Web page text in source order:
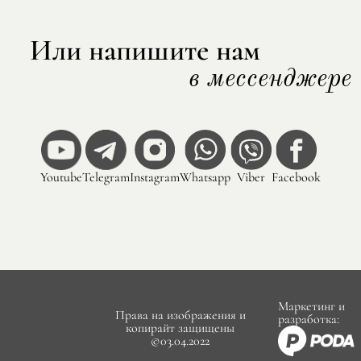
Или напишите нам
в мессенджере
YoutubeTelegramInstagramWhatsapp Viber Facebook
Права на изображения и
копирайт защищены
©03.04.2022
Маркетинг и
разработка: